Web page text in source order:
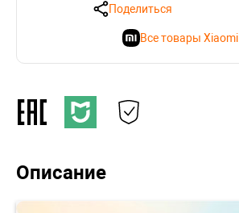
Поделиться
Все товары Xiaomi
Описание